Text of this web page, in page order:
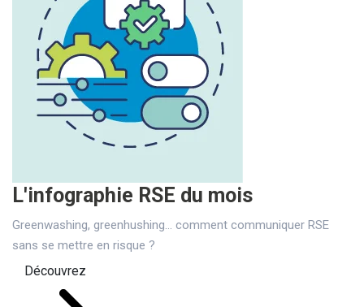
L'infographie RSE du mois
Greenwashing, greenhushing… comment communiquer RSE
sans se mettre en risque ?
Découvrez